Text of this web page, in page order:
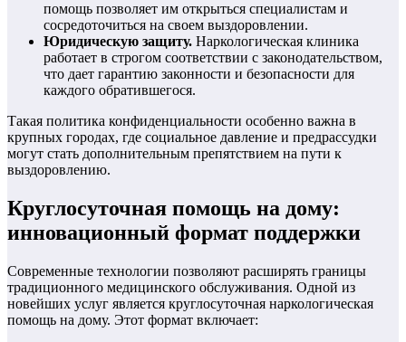
помощь позволяет им открыться специалистам и
сосредоточиться на своем выздоровлении.
Юридическую защиту. Наркологическая клиника
работает в строгом соответствии с законодательством,
что дает гарантию законности и безопасности для
каждого обратившегося.
Такая политика конфиденциальности особенно важна в
крупных городах, где социальное давление и предрассудки
могут стать дополнительным препятствием на пути к
выздоровлению.
Круглосуточная помощь на дому:
инновационный формат поддержки
Современные технологии позволяют расширять границы
традиционного медицинского обслуживания. Одной из
новейших услуг является круглосуточная наркологическая
помощь на дому. Этот формат включает: